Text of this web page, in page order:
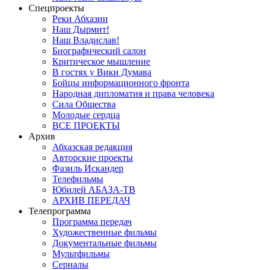
Спецпроекты
Реки Абхазии
Наш Дырмит!
Наш Владислав!
Биографический салон
Критическое мышление
В гостях у Вики Думава
Бойцы информационного фронта
Народная дипломатия и права человека
Сила Общества
Молодые сердца
ВСЕ ПРОЕКТЫ
Архив
Абхазская редакция
Авторские проекты
Фазиль Искандер
Телефильмы
Юбилей АБАЗА-ТВ
АРХИВ ПЕРЕДАЧ
Телепрограмма
Программа передач
Художественные фильмы
Документальные фильмы
Мультфильмы
Сериалы